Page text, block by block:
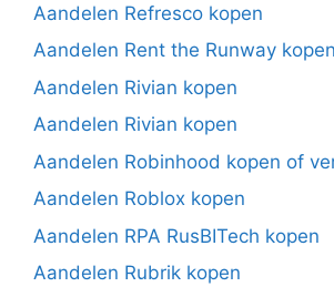
Aandelen Refresco kopen
Aandelen Rent the Runway kopen
Aandelen Rivian kopen
Aandelen Rivian kopen
Aandelen Robinhood kopen of
Aandelen Roblox kopen
Aandelen RPA RusBITech kopen
Aandelen Rubrik kopen